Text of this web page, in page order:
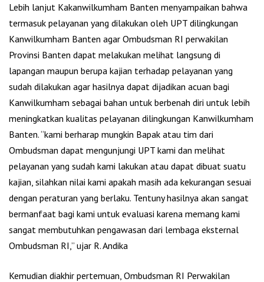
Lebih lanjut Kakanwilkumham Banten menyampaikan bahwa
termasuk pelayanan yang dilakukan oleh UPT dilingkungan
Kanwilkumham Banten agar Ombudsman RI perwakilan
Provinsi Banten dapat melakukan melihat langsung di
lapangan maupun berupa kajian terhadap pelayanan yang
sudah dilakukan agar hasilnya dapat dijadikan acuan bagi
Kanwilkumham sebagai bahan untuk berbenah diri untuk lebih
meningkatkan kualitas pelayanan dilingkungan Kanwilkumham
Banten. “kami berharap mungkin Bapak atau tim dari
Ombudsman dapat mengunjungi UPT kami dan melihat
pelayanan yang sudah kami lakukan atau dapat dibuat suatu
kajian, silahkan nilai kami apakah masih ada kekurangan sesuai
dengan peraturan yang berlaku. Tentuny hasilnya akan sangat
bermanfaat bagi kami untuk evaluasi karena memang kami
sangat membutuhkan pengawasan dari lembaga eksternal
Ombudsman RI,” ujar R. Andika
Kemudian diakhir pertemuan, Ombudsman RI Perwakilan